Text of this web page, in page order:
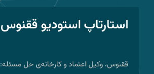
استارتاپ استودیو ققنوس
ققنوس، وکیل اعتماد و کارخانه‌ی حل مسئله: